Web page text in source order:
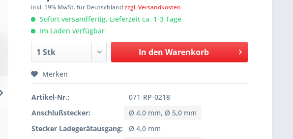
inkl. 19% MwSt. für Deutschlandzzgl. Versandkosten
Sofort versandfertig, Lieferzeit ca. 1-3 Tage
Im Laden verfügbar
In den Warenkorb
Merken
Artikel-Nr.:
071-RP-0218
Anschlußstecker:
Ø 4,0 mm, Ø 5,0 mm
Stecker Ladegerätausgang:
Ø 4,0 mm